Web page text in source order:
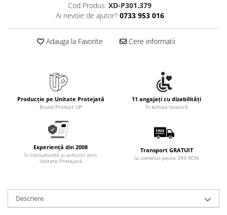
Carioci si creioane colorate
Tavite documente si suporturi
Ascutitori, radiere, agrafe
Foarfece pentru birou
Curatenie si igiena
Produse Antibacteriene
Articole pentru baie
Articole pentru bucatarie
Hartie igienica, prosoape hartie si
dispensere
Cod Produs: XD-P301.379
Ai nevoie de ajutor? 0733 953 016
Adauga la Favorite Cere informatii
Producție pe Unitate Protejată
Brand Product UP
11 angajați cu dizabilități
în echipa noastră
Experiență din 2008
în consultanță și achiziții prin
Unitate Protejată
Transport GRATUIT
la comenzi peste 399 RON
Descriere